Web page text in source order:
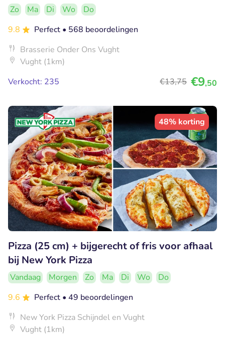
Zo Ma Di Wo
Do
9.8
Perfect • 568 beoordelingen
Brasserie Onder Ons Vught
Vught (1km)
Verkocht: 235
€13,75 €9,50
48% korting
Pizza (25 cm) + bijgerecht of fris voor afhaal
bij New York Pizza
Vandaag Morgen Zo Ma Di Wo
Do
9.6
Perfect • 49 beoordelingen
New York Pizza Schijndel en Vught
Vught (1km)